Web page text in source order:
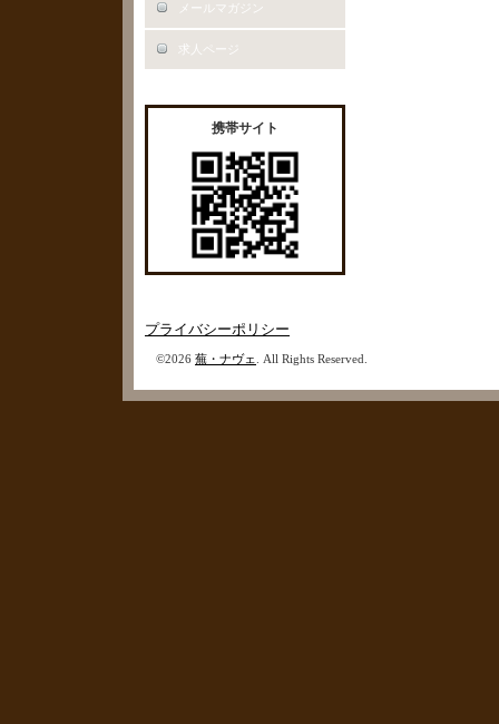
メールマガジン
求人ページ
携帯サイト
プライバシーポリシー
©2026 蕪・ナヴェ . All Rights Reserved.